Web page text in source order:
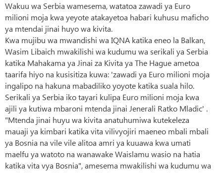
Wakuu wa Serbia wamesema, watatoa zawadi ya Euro
milioni moja kwa yeyote atakayetoa habari kuhusu maficho
ya mtendai jinai huyo wa kivita.
Kwa mujibu wa mwandishi wa IQNA katika eneo la Balkan,
Wasim Libaich mwakilishi wa kudumu wa serikali ya Serbia
katika Mahakama ya Jinai za Kivita ya The Hague ametoa
taarifa hiyo na kusisitiza kuwa: 'zawadi ya Euro milioni moja
ingalipo na hakuna mabadiliko yoyote katika suala hilo.
Serikali ya Serbia iko tayari kulipa Euro milioni moja kwa
ajili ya kutiwa mbaroni mtenda jinai Jenerali Ratko Mladic' .
"Mtenda jinai huyu wa kivita anatuhumiwa kutekeleza
mauaji ya kimbari katika vita vilivyojiri maeneo mbali mbali
ya Bosnia na vile vile alitoa amri ya kuuawa kwa umati
maelfu ya watoto na wanawake Waislamu wasio na hatia
katika vita vya Bosnia", amesema mwakilishi wa kudumu wa